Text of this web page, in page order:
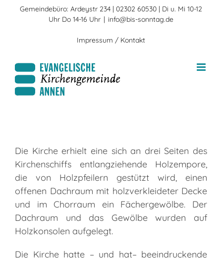
Gemeindebüro: Ardeystr 234 | 02302 60530 | Di u. Mi 10-12
Uhr Do 14-16 Uhr | info@bis-sonntag.de
Impressum / Kontakt
Die Kirche erhielt eine sich an drei Seiten des
Kirchenschiffs entlangziehende Holzempore,
die von Holzpfeilern gestützt wird, einen
offenen Dachraum mit holzverkleideter Decke
und im Chorraum ein Fächergewölbe. Der
Dachraum und das Gewölbe wurden auf
Holzkonsolen aufgelegt.
Die Kirche hatte – und hat– beeindruckende